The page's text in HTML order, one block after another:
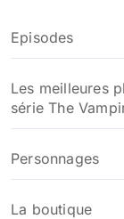
e
r
:
Episodes
Les meilleures
série The
Personnages
La boutique